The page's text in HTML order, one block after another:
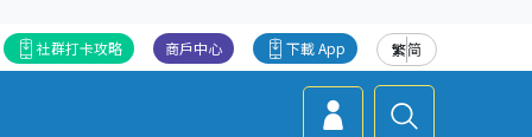
繁简
下載 App
商戶中心
社群打卡攻略